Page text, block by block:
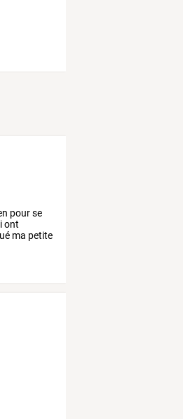
pourse
ont
ma petite